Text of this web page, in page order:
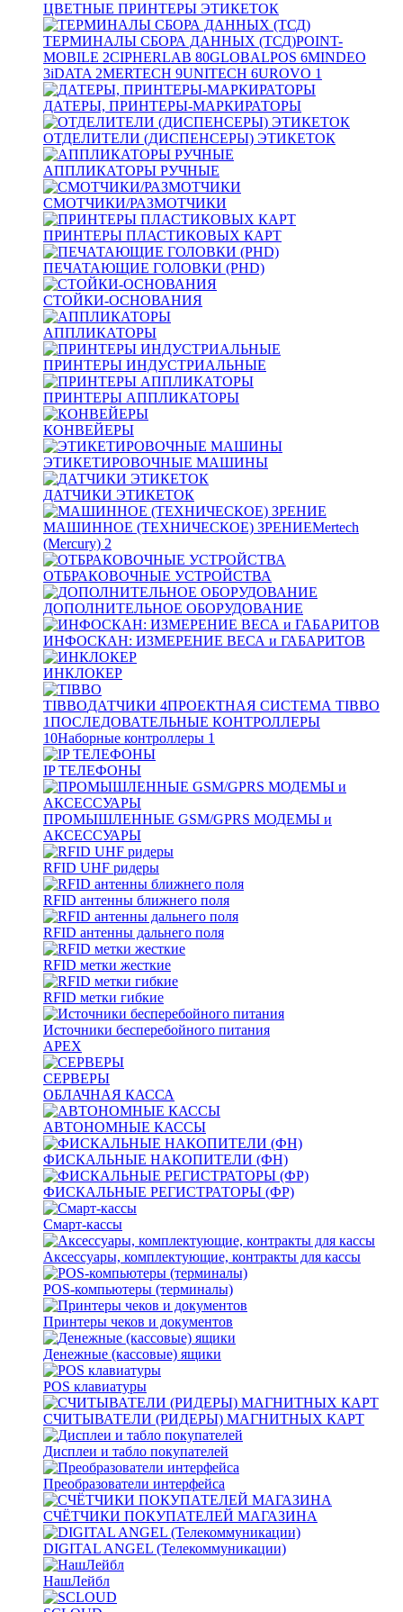
ЦВЕТНЫЕ ПРИНТЕРЫ ЭТИКЕТОК
ТЕРМИНАЛЫ СБОРА ДАННЫХ (ТСД)POINT-
MOBILE 2CIPHERLAB 80GLOBALPOS 6MINDEO
3iDATA 2MERTECH 9UNITECH 6UROVO 1
ДАТЕРЫ, ПРИНТЕРЫ-МАРКИРАТОРЫ
ОТДЕЛИТЕЛИ (ДИСПЕНСЕРЫ) ЭТИКЕТОК
АППЛИКАТОРЫ РУЧНЫЕ
СМОТЧИКИ/РАЗМОТЧИКИ
ПРИНТЕРЫ ПЛАСТИКОВЫХ КАРТ
ПЕЧАТАЮЩИЕ ГОЛОВКИ (PHD)
СТОЙКИ-ОСНОВАНИЯ
АППЛИКАТОРЫ
ПРИНТЕРЫ ИНДУСТРИАЛЬНЫЕ
ПРИНТЕРЫ АППЛИКАТОРЫ
КОНВЕЙЕРЫ
ЭТИКЕТИРОВОЧНЫЕ МАШИНЫ
ДАТЧИКИ ЭТИКЕТОК
МАШИННОЕ (ТЕХНИЧЕСКОЕ) ЗРЕНИЕMertech
(Mercury) 2
ОТБРАКОВОЧНЫЕ УСТРОЙСТВА
ДОПОЛНИТЕЛЬНОЕ ОБОРУДОВАНИЕ
ИНФОСКАН: ИЗМЕРЕНИЕ ВЕСА и ГАБАРИТОВ
ИНКЛОКЕР
TIBBOДАТЧИКИ 4ПРОЕКТНАЯ СИСТЕМА TIBBO
1ПОСЛЕДОВАТЕЛЬНЫЕ КОНТРОЛЛЕРЫ
10Наборные контроллеры 1
IP ТЕЛЕФОНЫ
ПРОМЫШЛЕННЫЕ GSM/GPRS МОДЕМЫ и
АКСЕССУАРЫ
RFID UHF ридеры
RFID антенны ближнего поля
RFID антенны дальнего поля
RFID метки жесткие
RFID метки гибкие
Источники бесперебойного питания
APEX
СЕРВЕРЫ
ОБЛАЧНАЯ КАССА
АВТОНОМНЫЕ КАССЫ
ФИСКАЛЬНЫЕ НАКОПИТЕЛИ (ФН)
ФИСКАЛЬНЫЕ РЕГИСТРАТОРЫ (ФР)
Смарт-кассы
Аксессуары, комплектующие, контракты для кассы
POS-компьютеры (терминалы)
Принтеры чеков и документов
Денежные (кассовые) ящики
POS клавиатуры
СЧИТЫВАТЕЛИ (РИДЕРЫ) МАГНИТНЫХ КАРТ
Дисплеи и табло покупателей
Преобразователи интерфейса
СЧЁТЧИКИ ПОКУПАТЕЛЕЙ МАГАЗИНА
DIGITAL ANGEL (Телекоммуникации)
НашЛейбл